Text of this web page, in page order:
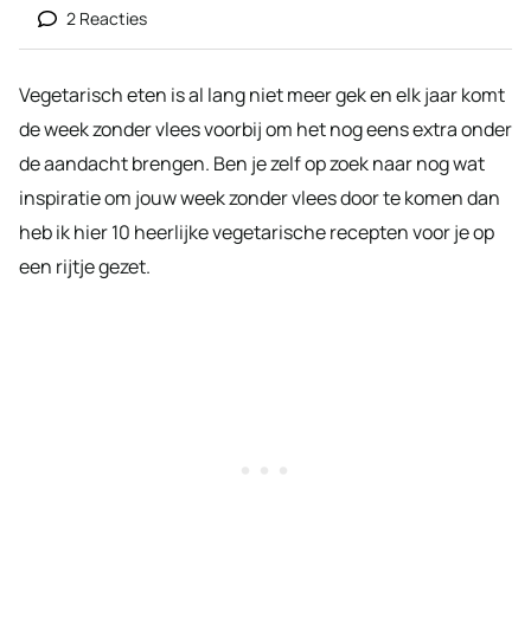
2 Reacties
Vegetarisch eten is al lang niet meer gek en elk jaar komt
de week zonder vlees voorbij om het nog eens extra onder
de aandacht brengen. Ben je zelf op zoek naar nog wat
inspiratie om jouw week zonder vlees door te komen dan
heb ik hier 10 heerlijke vegetarische recepten voor je op
een rijtje gezet.